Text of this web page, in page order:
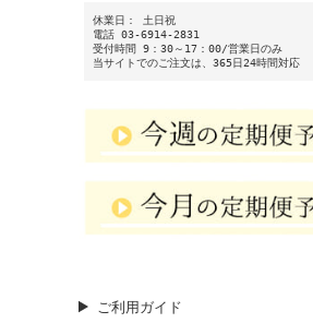
休業日： 土日祝
電話 03-6914-2831
受付時間 9：30～17：00/営業日のみ
当サイトでのご注文は、365日24時間対応
ご利用ガイド